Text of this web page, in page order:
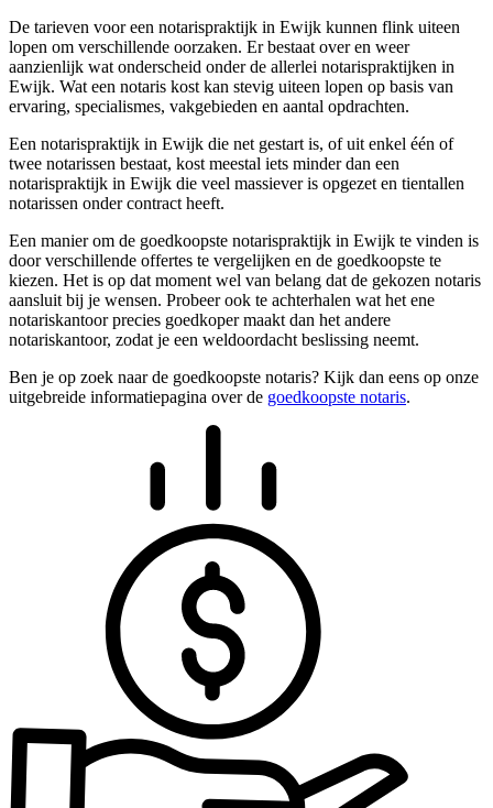
De tarieven voor een notarispraktijk in Ewijk kunnen flink uiteen
lopen om verschillende oorzaken. Er bestaat over en weer
aanzienlijk wat onderscheid onder de allerlei notarispraktijken in
Ewijk. Wat een notaris kost kan stevig uiteen lopen op basis van
ervaring, specialismes, vakgebieden en aantal opdrachten.
Een notarispraktijk in Ewijk die net gestart is, of uit enkel één of
twee notarissen bestaat, kost meestal iets minder dan een
notarispraktijk in Ewijk die veel massiever is opgezet en tientallen
notarissen onder contract heeft.
Een manier om de goedkoopste notarispraktijk in Ewijk te vinden is
door verschillende offertes te vergelijken en de goedkoopste te
kiezen. Het is op dat moment wel van belang dat de gekozen notaris
aansluit bij je wensen. Probeer ook te achterhalen wat het ene
notariskantoor precies goedkoper maakt dan het andere
notariskantoor, zodat je een weldoordacht beslissing neemt.
Ben je op zoek naar de goedkoopste notaris? Kijk dan eens op onze
uitgebreide informatiepagina over de goedkoopste notaris.